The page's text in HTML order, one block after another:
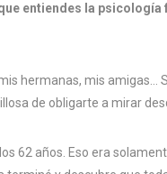
entiendes la psicología
hermanas, mis amigas…
de obligarte a mirar
62 años. Eso era